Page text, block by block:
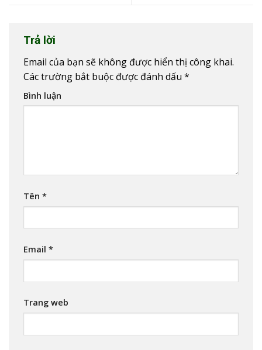
Trả lời
Email của bạn sẽ không được hiển thị công khai.
Các trường bắt buộc được đánh dấu *
Bình luận
Tên *
Email *
Trang web